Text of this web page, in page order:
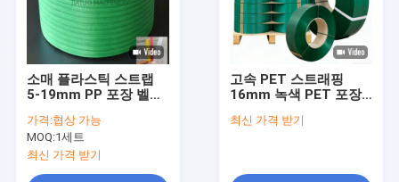
소매 플라스틱 스트랩
5-19mm PP 포장 벨트
랩 자동 스트랩
가격:협상 가능
MOQ:1세트
최신 가격 받기
고속 PET 스트래핑
16mm 녹색 PET 포장
계용)
최신 가격 받기